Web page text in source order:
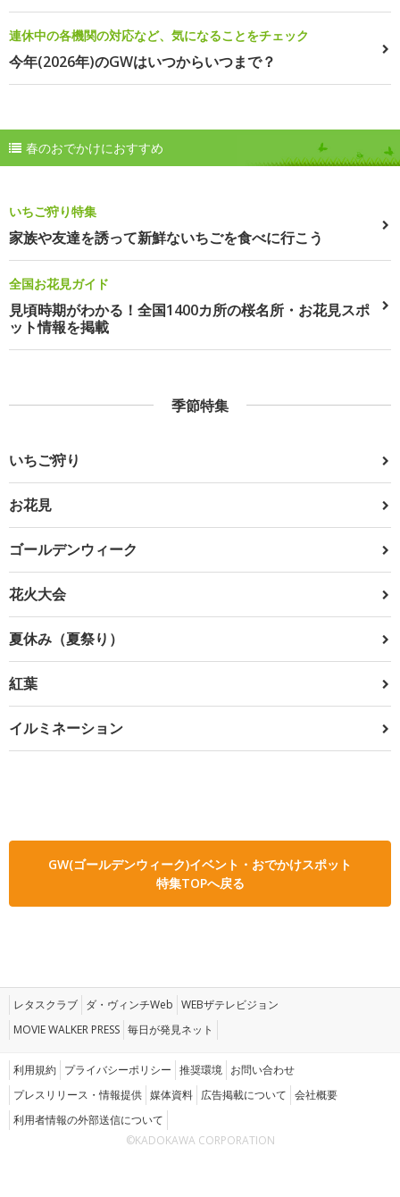
連休中の各機関の対応など、気になることをチェック
今年(2026年)のGWはいつからいつまで？
春のおでかけにおすすめ
いちご狩り特集
家族や友達を誘って新鮮ないちごを食べに行こう
全国お花見ガイド
見頃時期がわかる！全国1400カ所の桜名所・お花見スポ
ット情報を掲載
季節特集
いちご狩り
お花見
ゴールデンウィーク
花火大会
夏休み（夏祭り）
紅葉
イルミネーション
GW(ゴールデンウィーク)イベント・おでかけスポット
特集TOPへ戻る
レタスクラブ ダ・ヴィンチWeb WEBザテレビジョン
MOVIE WALKER PRESS 毎日が発見ネット
利用規約 プライバシーポリシー 推奨環境 お問い合わせ
プレスリリース・情報提供 媒体資料 広告掲載について 会社概要
利用者情報の外部送信について
©KADOKAWA CORPORATION